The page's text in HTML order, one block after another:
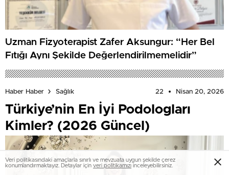
Uzman Fizyoterapist Zafer Aksungur: “Her Bel
Fıtığı Aynı Şekilde Değerlendirilmemelidir”
Haber Haber Sağlık 22 Nisan 20, 2026
Türkiye’nin En İyi Podologları
Kimler? (2026 Güncel)
Veri politikasındaki amaçlarla sınırlı ve mevzuata uygun şekilde çerez
konumlandırmaktayız. Detaylar için veri politikamızı inceleyebilirsiniz.